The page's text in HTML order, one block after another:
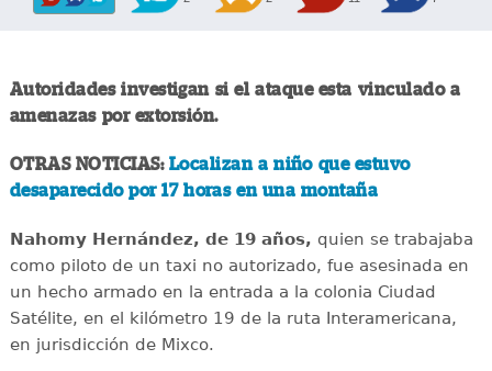
Autoridades investigan si el ataque esta vinculado a
amenazas por extorsión.
OTRAS NOTICIAS: Localizan a niño que estuvo
desaparecido por 17 horas en una montaña
Nahomy Hernández, de 19 años, quien se trabajaba
como piloto de un taxi no autorizado, fue asesinada en
un hecho armado en la entrada a la colonia Ciudad
Satélite, en el kilómetro 19 de la ruta Interamericana,
en jurisdicción de Mixco.